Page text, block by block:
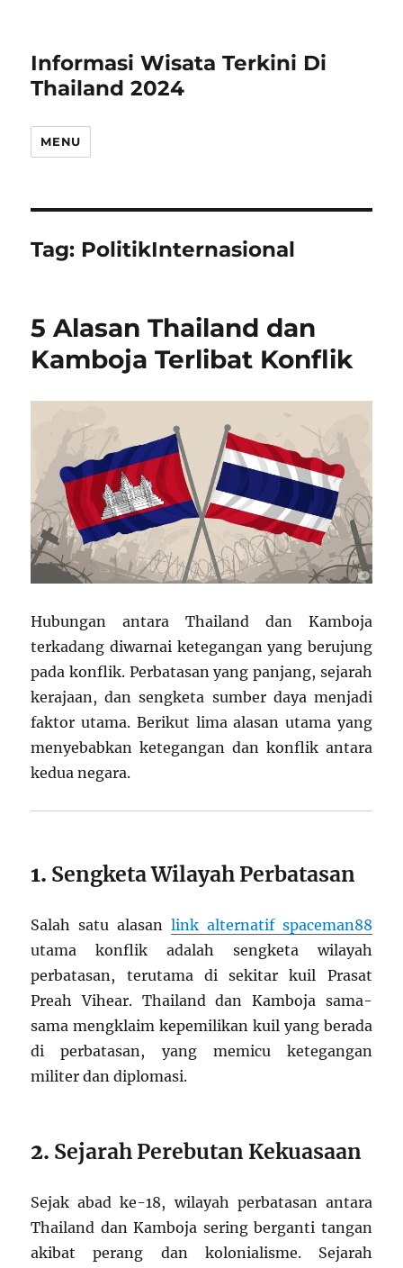
Informasi Wisata Terkini Di
Thailand 2024
MENU
Tag: PolitikInternasional
5 Alasan Thailand dan
Kamboja Terlibat Konflik
Hubungan antara Thailand dan Kamboja
terkadang diwarnai ketegangan yang berujung
pada konflik. Perbatasan yang panjang, sejarah
kerajaan, dan sengketa sumber daya menjadi
faktor utama. Berikut lima alasan utama yang
menyebabkan ketegangan dan konflik antara
kedua negara.
1. Sengketa Wilayah Perbatasan
Salah satu alasan link alternatif spaceman88
utama konflik adalah sengketa wilayah
perbatasan, terutama di sekitar kuil Prasat
Preah Vihear. Thailand dan Kamboja sama-
sama mengklaim kepemilikan kuil yang berada
di perbatasan, yang memicu ketegangan
militer dan diplomasi.
2. Sejarah Perebutan Kekuasaan
Sejak abad ke-18, wilayah perbatasan antara
Thailand dan Kamboja sering berganti tangan
akibat perang dan kolonialisme. Sejarah